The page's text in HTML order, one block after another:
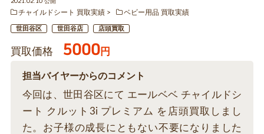
チャイルドシート 買取実績
ベビー用品 買取実績
世田谷区 世田谷店 店頭買取
買取価格 5000円
担当バイヤーからのコメント
今回は、世田谷区にて エールベベ チャイルドシ
ート クルット3i プレミアム を店頭買取しまし
た。お子様の成長にともない不要になりました